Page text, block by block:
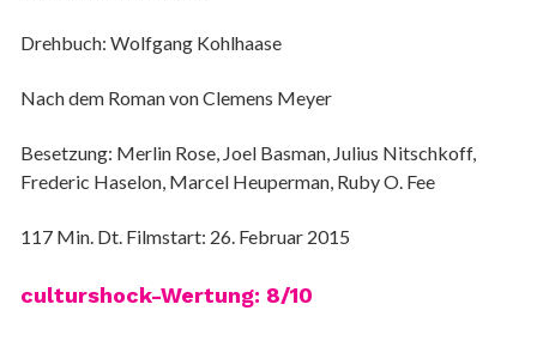
Drehbuch: Wolfgang Kohlhaase
Nach dem Roman von Clemens Meyer
Besetzung: Merlin Rose, Joel Basman, Julius Nitschkoff,
Frederic Haselon, Marcel Heuperman, Ruby O. Fee
117 Min. Dt. Filmstart: 26. Februar 2015
culturshock-Wertung: 8/10